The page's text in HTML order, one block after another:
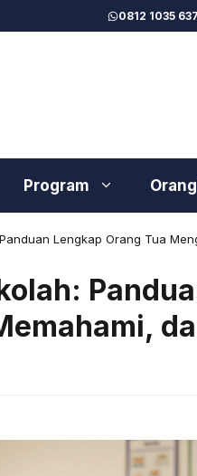
0812 1035
Program
Lengkap Orang Tua